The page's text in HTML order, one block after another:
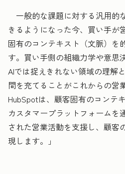
一般的な課題に対する汎用的
きるようになった今、買い手が
固有のコンテキスト（文脈）を
す。買い手側の組織力学や意思
AIでは捉えきれない領域の理解
間を充てることがこれからの営
HubSpotは、顧客固有のコンテ
カスタマープラットフォームを
された営業活動を支援し、顧客
現します。」